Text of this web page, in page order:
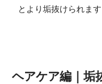
とより垢抜けられます
ヘアケア編｜垢